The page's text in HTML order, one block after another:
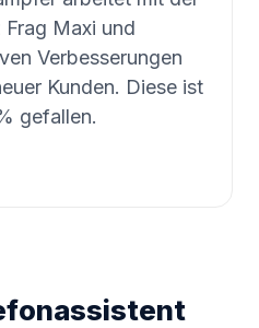
Maxi und
Verbesserungen
Kunden. Diese ist
gefallen.